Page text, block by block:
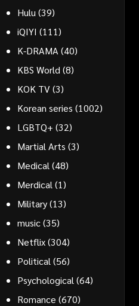
Hulu (39)
iQIYI (111)
K-DRAMA (40)
KBS World (8)
KOK TV(3)
Korean series (1002)
LGBTQ+ (32)
Martial Arts (3)
Medical (48)
Merdical (1)
Military(13)
music(35)
Netflix(304)
Political (56)
Psychological (64)
Romance (670)